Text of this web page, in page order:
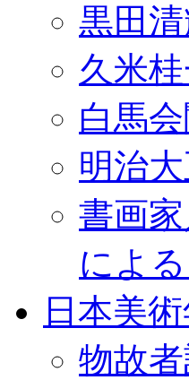
黒田
久米
白馬
明治
書画
による
日本美
物故